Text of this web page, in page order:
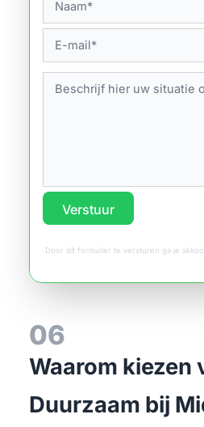
Verstuur
Door dit formulier te versturen ga je
06
Waarom kiezen
Duurzaam bij